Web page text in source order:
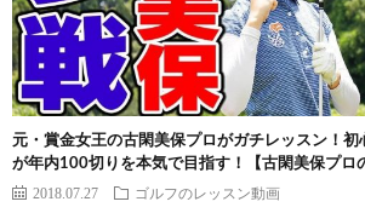
元・賞金女王の古閑美保プロがガチレッスン！初
が年内100切りを本気で目指す！【古閑美保プロ
2018.07.27 ゴルフのレッスン動画